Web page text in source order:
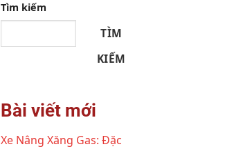
Tìm kiếm
TÌM
KIẾM
Bài viết mới
Xe Nâng Xăng Gas: Đặc